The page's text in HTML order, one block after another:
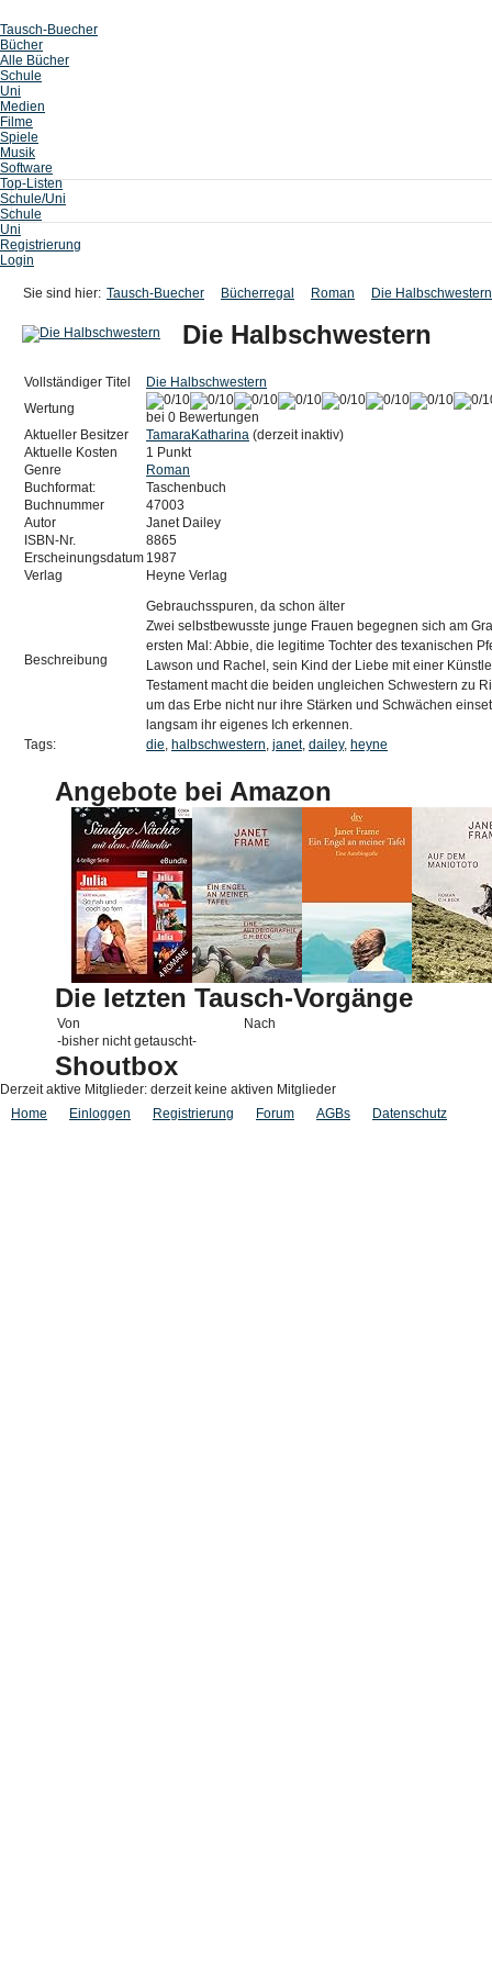
Tausch-Buecher
Bücher
Alle Bücher
Schule
Uni
Medien
Filme
Spiele
Musik
Software
Top-Listen
Schule/Uni
Schule
Uni
Registrierung
Login
Sie sind hier: Tausch-Buecher Bücherregal Roman Die Halbschwestern
Die Halbschwestern
Vollständiger Titel
Die Halbschwestern
Wertung
bei 0 Bewertungen
Aktueller Besitzer
TamaraKatharina (derzeit inaktiv)
Aktuelle Kosten
1 Punkt
Genre
Roman
Buchformat:
Taschenbuch
Buchnummer
47003
Autor
Janet Dailey
ISBN-Nr.
8865
Erscheinungsdatum 1987
Verlag
Heyne Verlag
Beschreibung
Gebrauchsspuren, da schon älter
Zwei selbstbewusste junge Frauen begegnen sich am
ersten Mal: Abbie, die legitime Tochter des texanischen
Lawson und Rachel, sein Kind der Liebe mit einer
Testament macht die beiden ungleichen Schwestern zu
um das Erbe nicht nur ihre Stärken und Schwächen
langsam ihr eigenes Ich erkennen.
Tags:
die, halbschwestern, janet, dailey, heyne
Angebote bei Amazon
Die letzten Tausch-Vorgänge
Von
Nach
-bisher nicht getauscht-
Shoutbox
Derzeit aktive Mitglieder: derzeit keine aktiven Mitglieder
Home
Einloggen Registrierung Forum AGBs Datenschutz